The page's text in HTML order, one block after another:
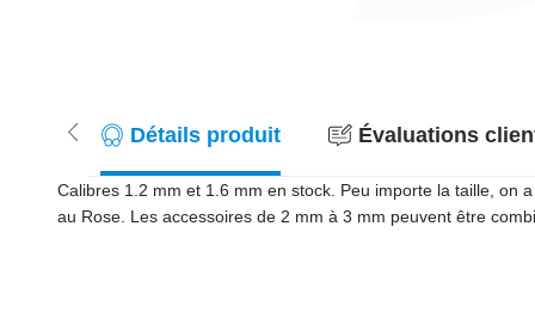
Détails produit Évaluations
Calibres 1.2 mm et 1.6 mm en stock. Peu importe la taille, on
au Rose. Les accessoires de 2 mm à 3 mm peuvent être